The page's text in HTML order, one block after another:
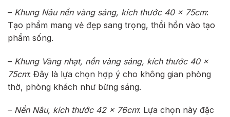
– Khung Nâu nền vàng sáng, kích thước 40 x 75cm:
Tạo phẩm mang vẻ đẹp sang trọng, thổi hồn vào tạo
phẩm sống.
– Khung Vàng nhạt, nền vàng sáng, kích thước 40 x
75cm: Đây là lựa chọn hợp ý cho không gian phòng
thờ, phòng khách như bừng sáng.
– Nền Nâu, kích thước 42 x 76cm: Lựa chọn này đặc